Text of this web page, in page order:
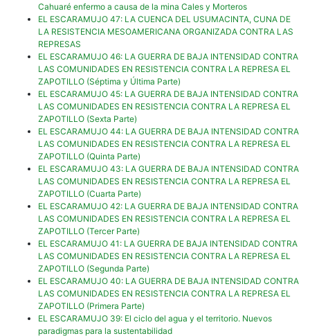
Cahuaré enfermo a causa de la mina Cales y Morteros
EL ESCARAMUJO 47: LA CUENCA DEL USUMACINTA, CUNA DE
LA RESISTENCIA MESOAMERICANA ORGANIZADA CONTRA LAS
REPRESAS
EL ESCARAMUJO 46: LA GUERRA DE BAJA INTENSIDAD CONTRA
LAS COMUNIDADES EN RESISTENCIA CONTRA LA REPRESA EL
ZAPOTILLO (Séptima y Última Parte)
EL ESCARAMUJO 45: LA GUERRA DE BAJA INTENSIDAD CONTRA
LAS COMUNIDADES EN RESISTENCIA CONTRA LA REPRESA EL
ZAPOTILLO (Sexta Parte)
EL ESCARAMUJO 44: LA GUERRA DE BAJA INTENSIDAD CONTRA
LAS COMUNIDADES EN RESISTENCIA CONTRA LA REPRESA EL
ZAPOTILLO (Quinta Parte)
EL ESCARAMUJO 43: LA GUERRA DE BAJA INTENSIDAD CONTRA
LAS COMUNIDADES EN RESISTENCIA CONTRA LA REPRESA EL
ZAPOTILLO (Cuarta Parte)
EL ESCARAMUJO 42: LA GUERRA DE BAJA INTENSIDAD CONTRA
LAS COMUNIDADES EN RESISTENCIA CONTRA LA REPRESA EL
ZAPOTILLO (Tercer Parte)
EL ESCARAMUJO 41: LA GUERRA DE BAJA INTENSIDAD CONTRA
LAS COMUNIDADES EN RESISTENCIA CONTRA LA REPRESA EL
ZAPOTILLO (Segunda Parte)
EL ESCARAMUJO 40: LA GUERRA DE BAJA INTENSIDAD CONTRA
LAS COMUNIDADES EN RESISTENCIA CONTRA LA REPRESA EL
ZAPOTILLO (Primera Parte)
EL ESCARAMUJO 39: El ciclo del agua y el territorio. Nuevos
paradigmas para la sustentabilidad